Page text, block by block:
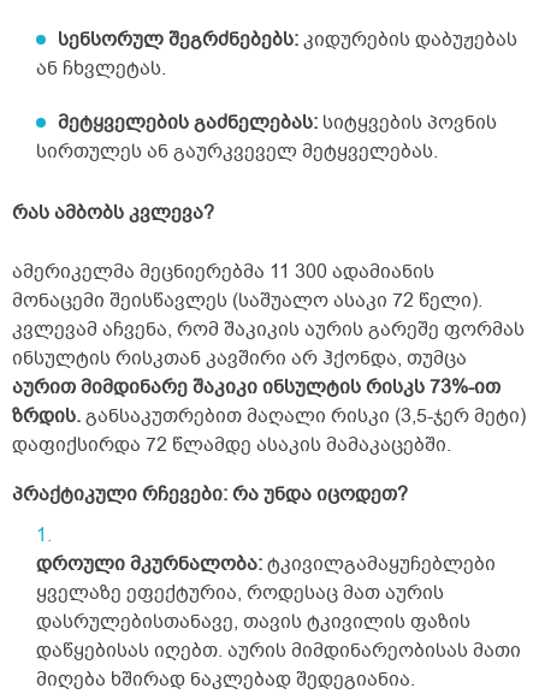
სენსორულ შეგრძნებებს:კიდურების დაბუჟებას
ან ჩხვლეტას.
მეტყველების გაძნელებას: სიტყვების პოვნის
სირთულეს ან გაურკვეველ მეტყველებას.
რას ამბობს კვლევა?
ამერიკელმა მეცნიერებმა 11 300 ადამიანის
მონაცემი შეისწავლეს (საშუალო ასაკი 72 წელი).
კვლევამ აჩვენა, რომ შაკიკის აურის გარეშე ფორმას
ინსულტის რისკთან კავშირი არ ჰქონდა, თუმცა
აურით მიმდინარე შაკიკი ინსულტის რისკს 73%-ით
ზრდის.განსაკუთრებით მაღალი რისკი (3,5-ჯერ მეტი)
დაფიქსირდა 72 წლამდე ასაკის მამაკაცებში.
პრაქტიკული რჩევები: რა უნდა იცოდეთ?
დროული მკურნალობა:ტკივილგამაყუჩებლები
ყველაზე ეფექტურია, როდესაც მათ აურის
დასრულებისთანავე, თავის ტკივილის ფაზის
დაწყებისას იღებთ. აურის მიმდინარეობისას მათი
მიღება ხშირად ნაკლებად შედეგიანია.